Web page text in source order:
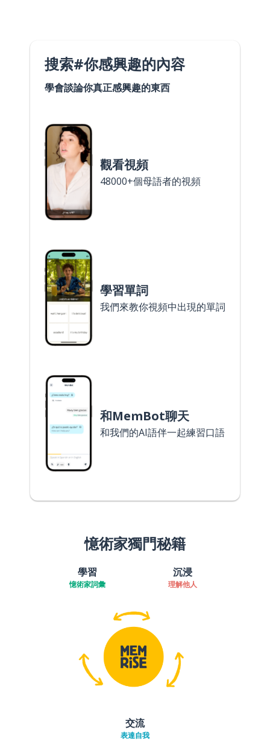
搜索#你感興趣的內容
學會談論你真正感興趣的東西
觀看視頻
48000+個母語者的視頻
學習單詞
我們來教你視頻中出現的單詞
和MemBot聊天
和我們的AI語伴一起練習口語
憶術家獨門秘籍
學習
憶術家詞彙
沉浸
理解他人
交流
表達自我